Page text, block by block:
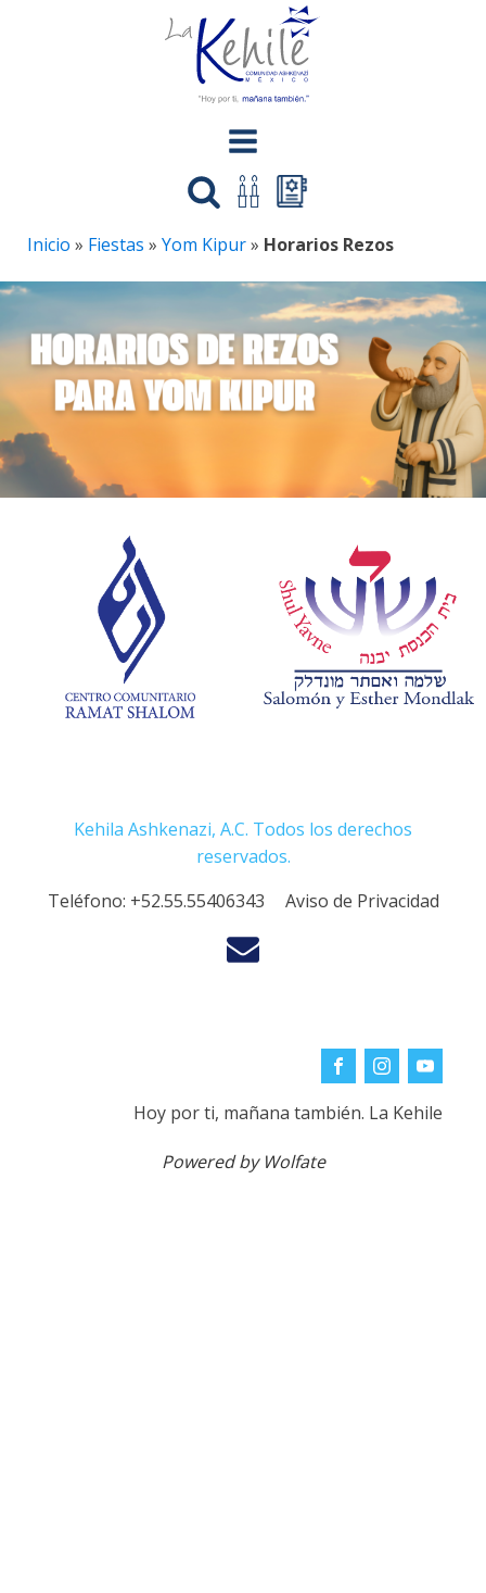
Inicio » Fiestas » Yom Kipur» Horarios Rezos
Kehila Ashkenazi, A.C. Todos los derechos
reservados.
Teléfono: +52.55.55406343 Aviso de Privacidad
Hoy por ti, mañana también. La Kehile
Powered by Wolfate